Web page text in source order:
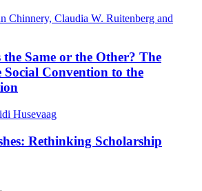
Chinnery, Claudia W. Ruitenberg and
the Same or the Other? The
Social Convention to the
Husevaag
Rethinking Scholarship